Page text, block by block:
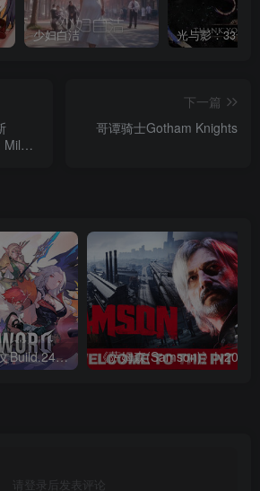
少妇白洁
下一篇
哥谭骑士Gotham Knights
龙之剑 觉醒 官方中文Build.24487183
请登录后发表评论